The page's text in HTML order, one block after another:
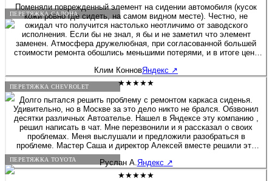
ПЕРЕТЯЖКА САЛОНА
ПЕРЕТЯЖКА CHEVROLET
ПЕРЕТЯЖКА TOYOTA
Поменяли поврежденный элемент на сидении автомобиля (кусок
кожи ровно где сидеть, на самом видном месте). Честно, не
ожидал что получится настолько неотличимо от заводского
исполнения. Если бы не знал, я бы и не заметил что элемент
заменен. Атмосфера дружелюбная, при согласованной большей
стоимости ремонта обошлись меньшими потерями, и в итоге цена
через время что-то изменится, отзыв дополню. Но почему-то
уверен, что не придется.
Клим КонновЯндекс ↗
★★★★★
Долго пытался решить проблему с ремонтом каркаса сиденья.
Удивительно, но в Москве за это дело никто не брался. Обзвонил
десятки различных Автоателье. Нашел в Яндексе эту компанию ,
решил написать в чат. Мне перезвонили и я рассказал о своих
проблемах. Меня выслушали и предложили разобраться в
проблеме. Мастер Саша и директор Алексей вместе решили это
вопрос. Хочу дополнить, что я приятно удивлен был, как директор
вовлечен в работу, помогал своим сотрудникам и через 2 дня мне
позвонил, чтобы узнать результат. Купи салон - профессионалы! К
Руслан А.Яндекс ↗
★★★★★